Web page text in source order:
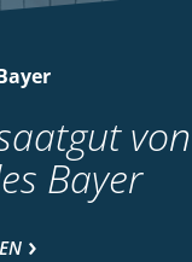
von
Bayer